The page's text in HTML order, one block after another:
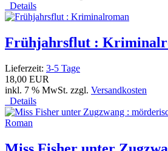
Details
Frühjahrsflut :
Lieferzeit: 3-5 Tage
18,00 EUR
inkl. 7 % MwSt. zzgl. Versandkosten
Details